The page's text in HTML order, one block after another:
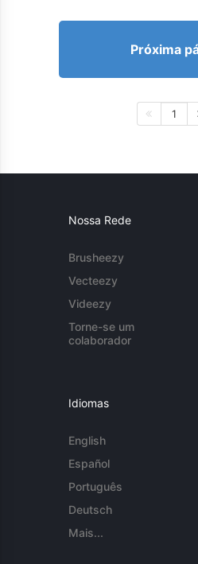
Próxima
1
Nossa Rede
Brusheezy
Vecteezy
Videezy
Torne-se um
colaborador
Idiomas
English
Español
Português
Deutsch
Mais...